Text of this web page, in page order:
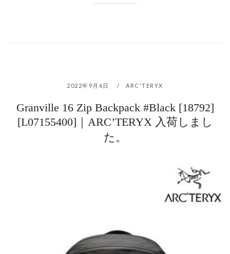
2022年9月6日 ARC'TERYX
Granville 16 Zip Backpack #Black [18792]
[L07155400]｜ARC’TERYX 入荷しまし
た。